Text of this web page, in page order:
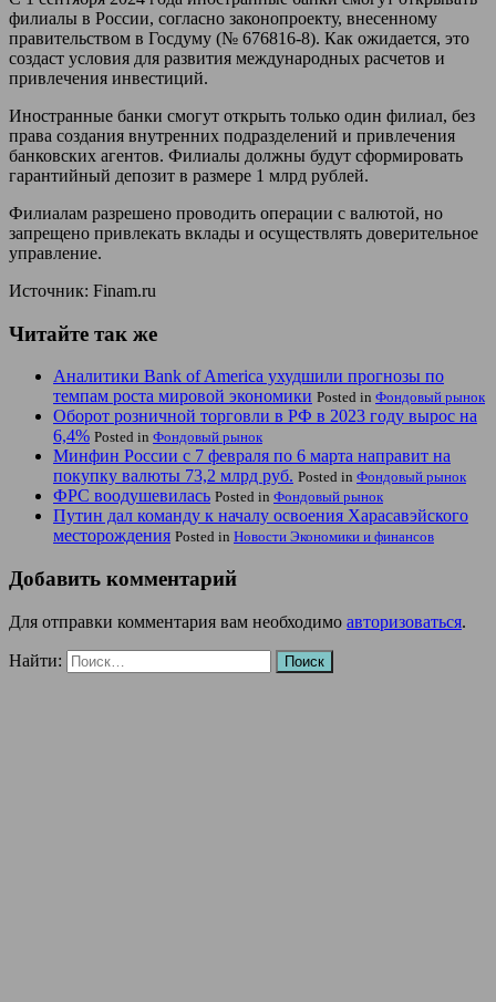
филиалы в России, согласно законопроекту, внесенному
правительством в Госдуму (№ 676816-8). Как ожидается, это
создаст условия для развития международных расчетов и
привлечения инвестиций.
Иностранные банки смогут открыть только один филиал, без
права создания внутренних подразделений и привлечения
банковских агентов. Филиалы должны будут сформировать
гарантийный депозит в размере 1 млрд рублей.
Филиалам разрешено проводить операции с валютой, но
запрещено привлекать вклады и осуществлять доверительное
управление.
Источник: Finam.ru
Читайте так же
Аналитики Bank of America ухудшили прогнозы по
темпам роста мировой экономики Posted in Фондовый рынок
Оборот розничной торговли в РФ в 2023 году вырос на
6,4% Posted in Фондовый рынок
Минфин России с 7 февраля по 6 марта направит на
покупку валюты 73,2 млрд руб. Posted in Фондовый рынок
ФРС воодушевилась Posted in Фондовый рынок
Путин дал команду к началу освоения Харасавэйского
месторождения Posted in Новости Экономики и финансов
Добавить комментарий
Для отправки комментария вам необходимо авторизоваться.
Найти: